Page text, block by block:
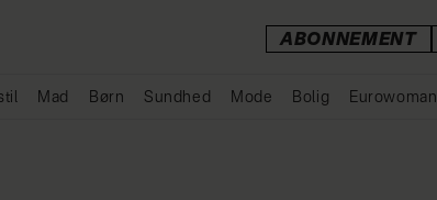
ABONNEMENT
Mad Børn Sundhed Mode Bolig Eurowoman